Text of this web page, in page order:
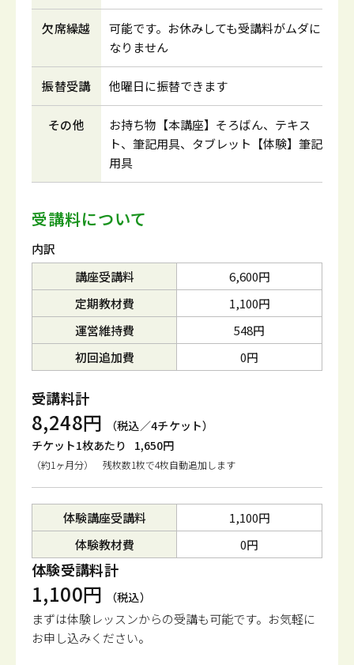
欠席繰越
可能です。お休みしても受講料がムダに
なりません
振替受講 他曜日に振替できます
その他
お持ち物【本講座】そろばん、テキス
ト、筆記用具、タブレット【体験】筆記
用具
受講料について
内訳
講座受講料
6,600円
定期教材費
1,100円
運営維持費
548円
初回追加費
0円
受講料計
8,248円
（税込／4チケット）
チケット1枚あたり
1,650円
（約1ヶ月分） 残枚数1枚で4枚自動追加します
体験講座受講料
1,100円
体験教材費
0円
体験受講料計
1,100円 （税込）
まずは体験レッスンからの受講も可能です。 お気軽に
お申し込みください。